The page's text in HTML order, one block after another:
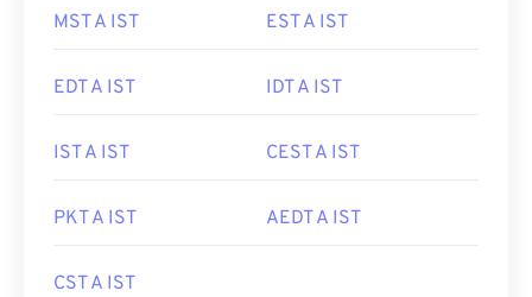
MST A IST EST A IST
EDT A IST IDT A IST
IST A IST CEST A IST
PKT A IST AEDT A IST
CST A IST